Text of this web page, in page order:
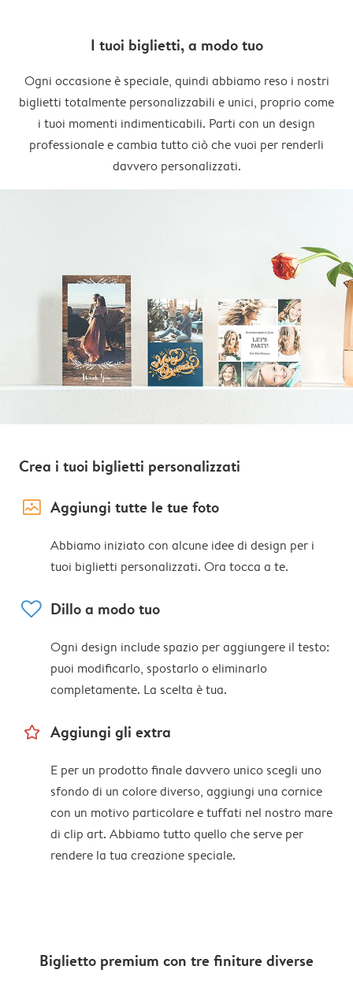
I tuoi biglietti, a modo tuo
Ogni occasione è speciale, quindi abbiamo reso i nostri
biglietti totalmente personalizzabili e unici, proprio come
i tuoi momenti indimenticabili. Parti con un design
professionale e cambia tutto ciò che vuoi per renderli
davvero personalizzati.
Crea i tuoi biglietti personalizzati
image_placeholder Aggiungi tutte le tue foto
Abbiamo iniziato con alcune idee di design per i
tuoi biglietti personalizzati. Ora tocca a te.
heart Dillo a modo tuo
Ogni design include spazio per aggiungere il testo:
puoi modificarlo, spostarlo o eliminarlo
completamente. La scelta è tua.
star_outline Aggiungi gli extra
E per un prodotto finale davvero unico scegli uno
sfondo di un colore diverso, aggiungi una cornice
con un motivo particolare e tuffati nel nostro mare
di clip art. Abbiamo tutto quello che serve per
rendere la tua creazione speciale.
Biglietto premium con tre finiture diverse